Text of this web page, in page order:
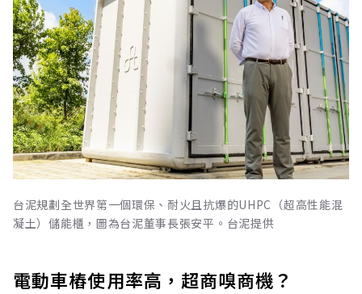
台泥規劃全世界第一個環保、耐火且抗爆的UHPC（超高性能混
凝土）儲能櫃，圖為台泥董事長張安平。台泥提供
電動車樁使用率高，超商嗅商機？